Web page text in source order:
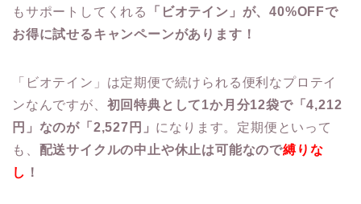
もサポートしてくれる
「ビオテイン」が、40%OFFで
お得に試せるキャンペーンがあります！
「ビオテイン」は定期便で続けられる便利なプロテイ
ンなんですが、 初回特典として1か月分12袋で「4,212
円」なのが「2,527円」 になります。定期便といって
も、 配送サイクルの中止や休止は可能なので縛りな
し ！